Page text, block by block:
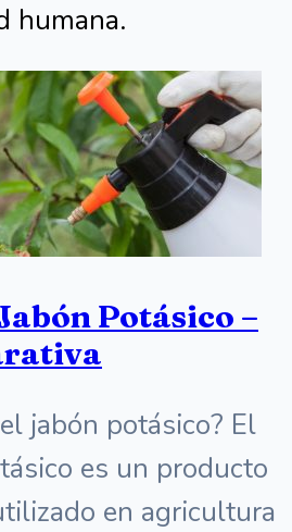
humana.
Potásico –
jabón potásico? El
es un producto
en agricultura